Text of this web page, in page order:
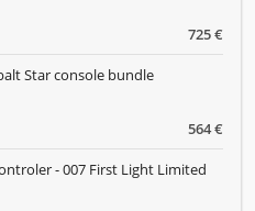
725 €
564 €
Star console bundle
- 007 First Light Limited